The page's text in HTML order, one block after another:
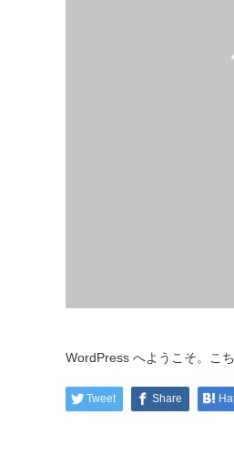
WordPress へようこそ。こ
Tweet Share